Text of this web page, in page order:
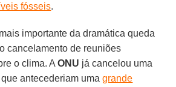
fósseis.
importante da dramática queda
cancelamento de reuniões
o clima. AONU já cancelou uma
antecederiam umagrande